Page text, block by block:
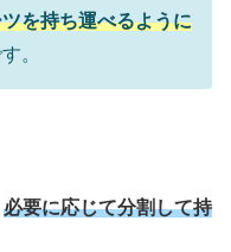
を持ち運べるように
。
必要に応じて分割して持